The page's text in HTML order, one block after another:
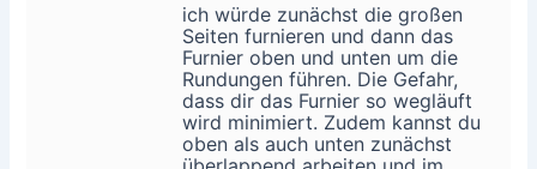
ich würde zunächst die großen
Seiten furnieren und dann das
Furnier oben und unten um die
Rundungen führen. Die Gefahr,
dass dir das Furnier so wegläuft
wird minimiert. Zudem kannst du
oben als auch unten zunächst